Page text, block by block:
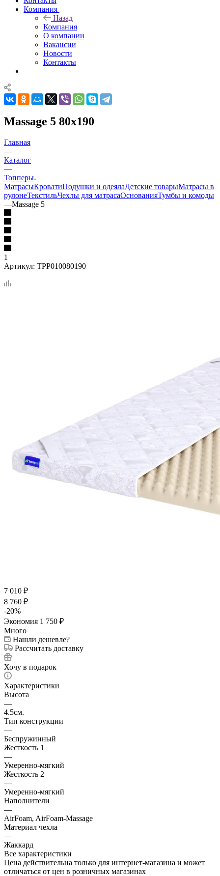
Компания
Назад
Компания
О компании
Вакансии
Новости
Контакты
Massage 5 80x190
Главная
—
Каталог
—
Топперы
МатрасыКроватиПодушки и одеялаДетские товарыМатрасы в
рулонеТекстильЧехлы для матрасаОснованияТумбы и комоды
—Massage 5
1
Артикул: TPP010080190
7 010 ₽
8 760 ₽
-20%
Экономия 1 750 ₽
Много
Нашли дешевле?
Рассчитать доставку
Хочу в подарок
Характеристики
Высота
—
4.5см.
Тип конструкции
—
Беспружинный
Жесткость 1
—
Умеренно-мягкий
Жесткость 2
—
Умеренно-мягкий
Наполнители
—
AirFoam, AirFoam-Massage
Материал чехла
—
Жаккард
Все характеристики
Цена действительна только для интернет-магазина и может
отличаться от цен в розничных магазинах